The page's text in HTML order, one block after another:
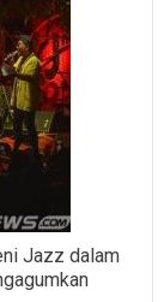
Jazz dalam